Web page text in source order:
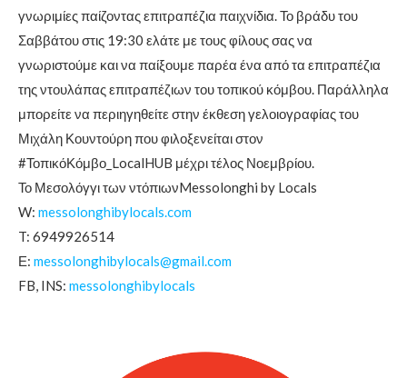
γνωριμίες παίζοντας επιτραπέζια παιχνίδια. Το βράδυ του
Σαββάτου στις 19:30 ελάτε με τους φίλους σας να
γνωριστούμε και να παίξουμε παρέα ένα από τα επιτραπέζια
της ντουλάπας επιτραπέζιων του τοπικού κόμβου. Παράλληλα
μπορείτε να περιηγηθείτε στην έκθεση γελοιογραφίας του
Μιχάλη Κουντούρη που φιλοξενείται στον
#ΤοπικόΚόμβο_LocalHUB μέχρι τέλος Νοεμβρίου.
Το Μεσολόγγι των ντόπιωνMessolonghi by Locals
W: messolonghibylocals.com
T: 6949926514
Ε: messolonghibylocals@gmail.com
FB, INS: messolonghibylocals